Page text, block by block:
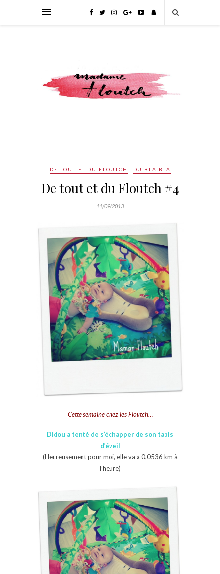
DE TOUT ET DU FLOUTCH DU BLA BLA
De tout et du Floutch #4
11/09/2013
Cette semaine chez les Floutch…
Didou a tenté de s’échapper de son tapis
d’éveil
(Heureusement pour moi, elle va à 0,0536 km à
l’heure)